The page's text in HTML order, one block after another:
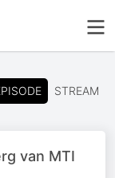
STREAM
van MTI